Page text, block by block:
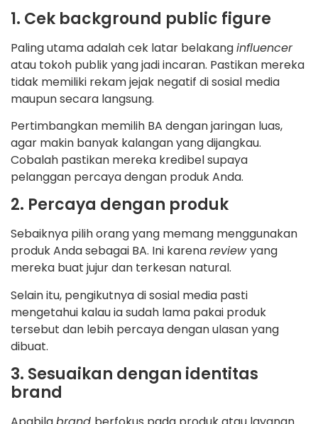
1. Cek background public figure
Paling utama adalah cek latar belakanginfluencer
atau tokoh publik yang jadi incaran. Pastikan mereka
tidak memiliki rekam jejak negatif di sosial media
maupun secara langsung.
Pertimbangkan memilih BA dengan jaringan luas,
agar makin banyak kalangan yang dijangkau.
Cobalah pastikan mereka kredibel supaya
pelanggan percaya dengan produk Anda.
2. Percaya dengan produk
Sebaiknya pilih orang yang memang menggunakan
produk Anda sebagai BA. Ini karenareviewyang
mereka buat jujur dan terkesan natural.
Selain itu, pengikutnya di sosial media pasti
mengetahui kalau ia sudah lama pakai produk
tersebut dan lebih percaya dengan ulasan yang
dibuat.
3. Sesuaikan dengan identitas
brand